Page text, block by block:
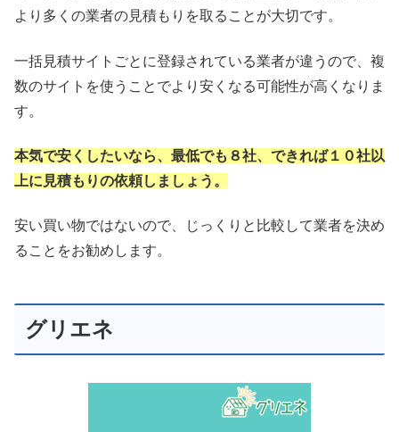
より多くの業者の見積もりを取ることが大切です。
一括見積サイトごとに登録されている業者が違うので、複
数のサイトを使うことでより安くなる可能性が高くなりま
す。
本気で安くしたいなら、最低でも８社、できれば１０社以
上に見積もりの依頼しましょう。
安い買い物ではないので、じっくりと比較して業者を決め
ることをお勧めします。
グリエネ